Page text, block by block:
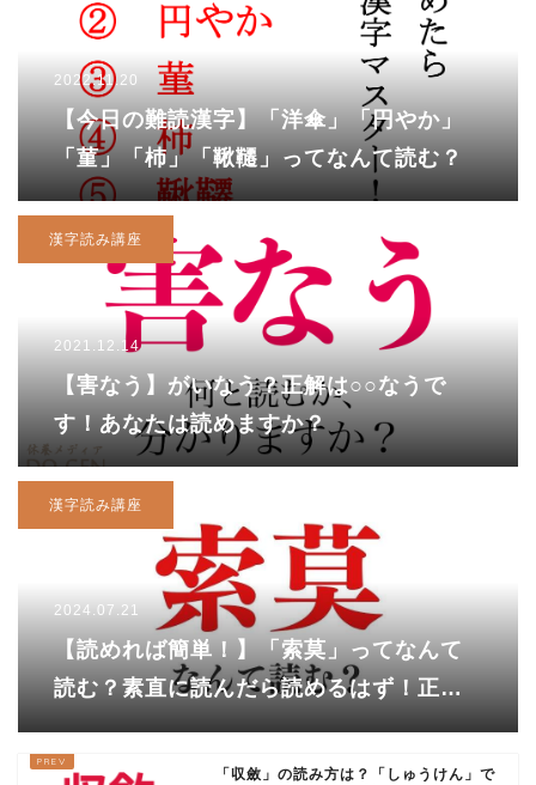
2022.11.20
【今日の難読漢字】「洋傘」「円やか」
「菫」「杮」「鞦韆」ってなんて読む？
漢字読み講座
2021.12.14
【害なう】がいなう？正解は○○なうで
す！あなたは読めますか？
漢字読み講座
2024.07.21
【読めれば簡単！】「索莫」ってなんて
読む？素直に読んだら読めるはず！正解
は……
「収斂」の読み方は？「しゅうけん」で